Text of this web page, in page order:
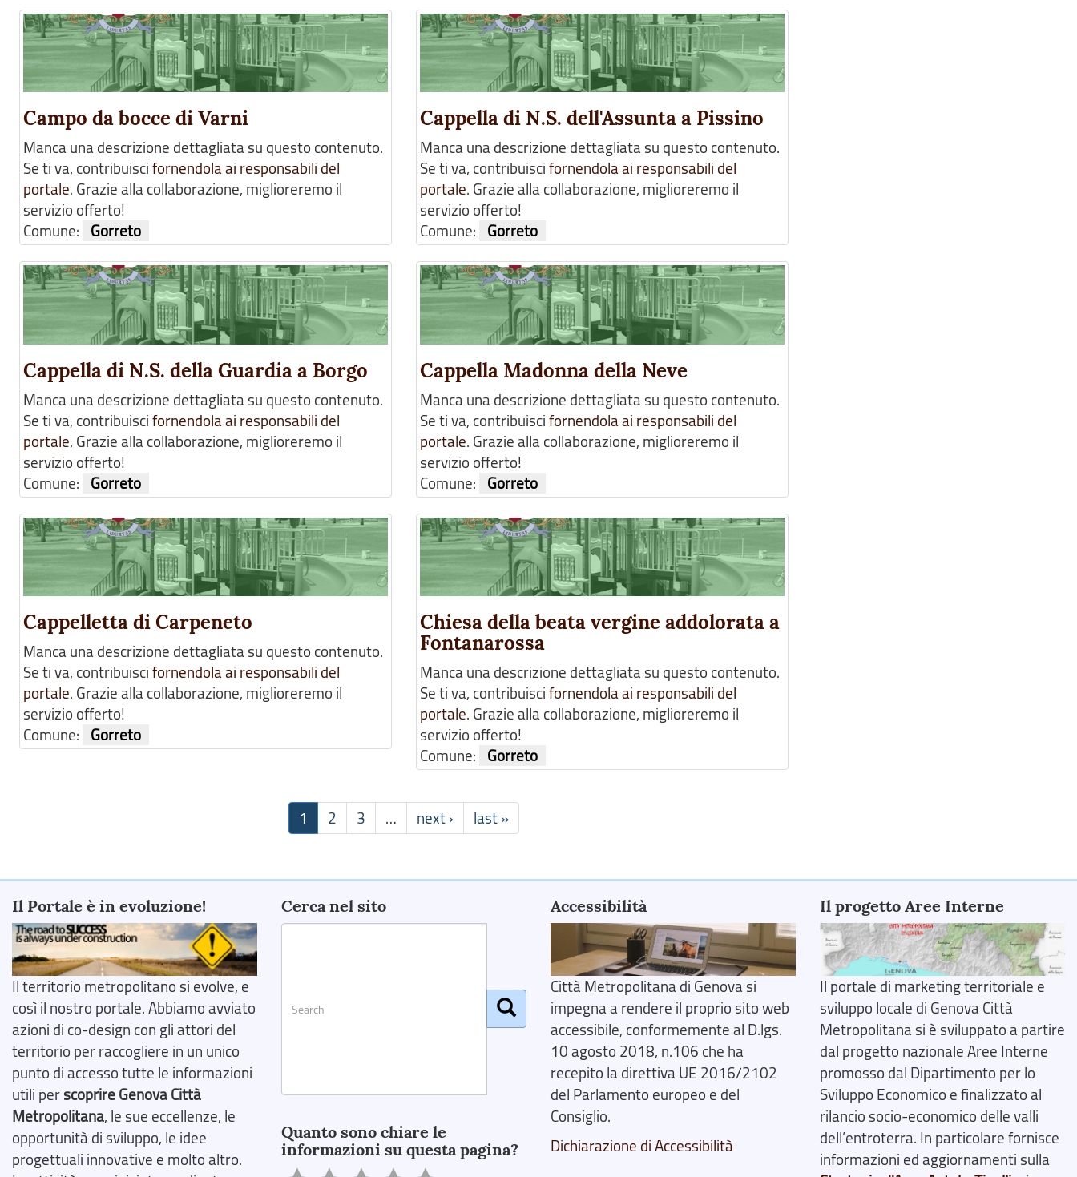
Campo da bocce di Varni
Manca una descrizione dettagliata su questo contenuto.
Se ti va, contribuiscifornendola ai responsabili del
portale. Grazie alla collaborazione, miglioreremo il
servizio offerto!
Comune:
Gorreto
Cappella di N.S. dell'Assunta a Pissino
Manca una descrizione dettagliata su questo contenuto.
Se ti va, contribuiscifornendola ai responsabili del
portale. Grazie alla collaborazione, miglioreremo il
servizio offerto!
Comune:
Gorreto
Cappella di N.S. della Guardia a Borgo
Manca una descrizione dettagliata su questo contenuto.
Se ti va, contribuiscifornendola ai responsabili del
portale. Grazie alla collaborazione, miglioreremo il
servizio offerto!
Comune:
Gorreto
Cappella Madonna della Neve
Manca una descrizione dettagliata su questo contenuto.
Se ti va, contribuiscifornendola ai responsabili del
portale. Grazie alla collaborazione, miglioreremo il
servizio offerto!
Comune:
Gorreto
Cappelletta di Carpeneto
Manca una descrizione dettagliata su questo contenuto.
Se ti va, contribuiscifornendola ai responsabili del
portale. Grazie alla collaborazione, miglioreremo il
servizio offerto!
Comune:
Gorreto
Chiesa della beata vergine addolorata a
Fontanarossa
Manca una descrizione dettagliata su questo contenuto.
Se ti va, contribuiscifornendola ai responsabili del
portale. Grazie alla collaborazione, miglioreremo il
servizio offerto!
Comune:
Gorreto
1 2 3 … next › last »
Il Portale è in evoluzione!
Il territorio metropolitano si evolve, e
così il nostro portale. Abbiamo avviato
azioni di co-design con gli attori del
territorio per raccogliere in un unico
punto di accesso tutte le informazioni
utili perscoprire Genova Città
Metropolitana, le sue eccellenze, le
opportunità di sviluppo, le idee
progettuali innovative e molto altro.
Cerca nel sito
Quanto sono chiare le
informazioni su questa pagina?
Accessibilità
Città Metropolitana di Genova si
impegna a rendere il proprio sito web
accessibile, conformemente al D.lgs.
10 agosto 2018, n.106 che ha
recepito la direttiva UE 2016/2102
del Parlamento europeo e del
Consiglio.
Dichiarazione di Accessibilità
Il progetto Aree Interne
Il portale di marketing territoriale e
sviluppo locale di Genova Città
Metropolitana si è sviluppato a partire
dal progetto nazionale Aree Interne
promosso dal Dipartimento per lo
Sviluppo Economico e finalizzato al
rilancio socio-economico delle valli
dell’entroterra. In particolare fornisce
informazioni ed aggiornamenti sulla